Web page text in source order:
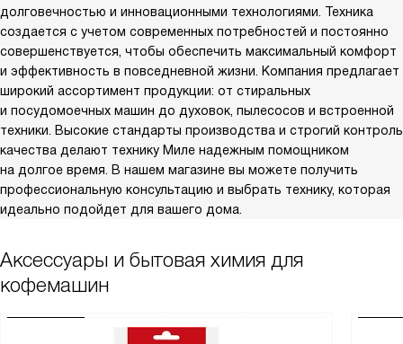
долговечностью и инновационными технологиями. Техника
создается с учетом современных потребностей и постоянно
совершенствуется, чтобы обеспечить максимальный комфорт
и эффективность в повседневной жизни. Компания предлагает
широкий ассортимент продукции: от стиральных
и посудомоечных машин до духовок, пылесосов и встроенной
техники. Высокие стандарты производства и строгий контроль
качества делают технику Миле надежным помощником
на долгое время. В нашем магазине вы можете получить
профессиональную консультацию и выбрать технику, которая
идеально подойдет для вашего дома.
Аксессуары и бытовая химия для
кофемашин